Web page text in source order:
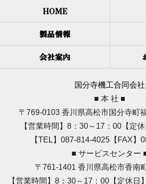
HOME
製品情報
会社案内
国分寺機工合同会社
■ 本 社 ■
〒769-0103 香川県高松市国分寺町
【営業時間】8：30～17：00【定
【TEL】087-814-4025【FAX】
■ サービスセンター
〒761-1401 香川県高松市香南
【営業時間】8：30～17：00【定休日